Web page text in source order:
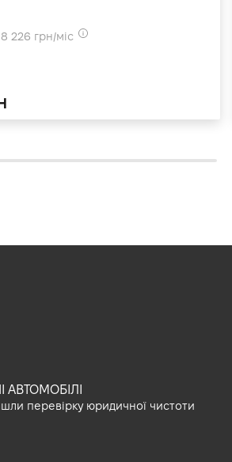
226 грн/міс
АВТОМОБІЛІ
перевірку юридичної чистоти